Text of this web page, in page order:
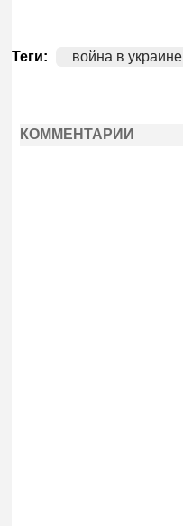
Теги: война в украине
КОММЕНТАРИИ